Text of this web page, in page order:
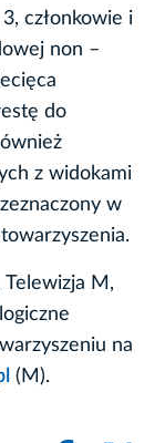
członkowie i
non –
do
z widokami
w
M,
na
(M).